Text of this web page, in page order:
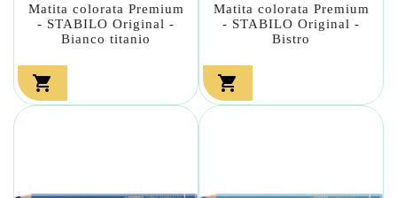
Matita colorata Premium
- STABILO Original -
Bianco titanio

Matita colorata Premium
- STABILO Original -
Bistro
